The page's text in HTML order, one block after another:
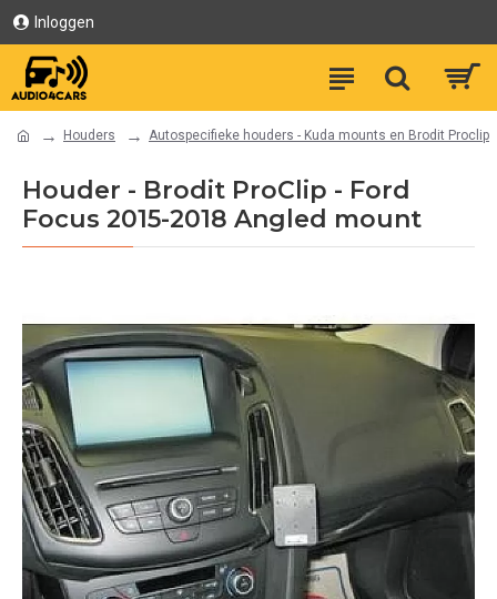
Inloggen
Houders Autospecifieke houders - Kuda mounts en Brodit Proclip
Houder - Brodit ProClip - Ford
Focus 2015-2018 Angled mount